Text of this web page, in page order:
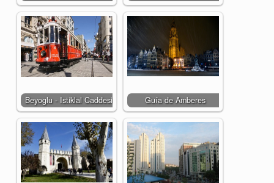
Beyoglu - Istiklal Caddesi Guía de Amberes